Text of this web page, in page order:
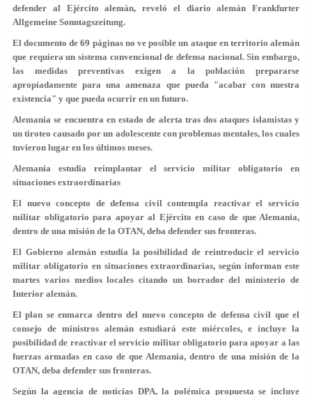
defender al Ejército alemán, reveló el diario alemán Frankfurter
Allgemeine Sonntagszeitung.
El documento de 69 páginas no ve posible un ataque en territorio alemán
que requiera un sistema convencional de defensa nacional. Sin embargo,
las medidas preventivas exigen a la población prepararse
apropiadamente para una amenaza que pueda "acabar con nuestra
existencia" y que pueda ocurrir en un futuro.
Alemania se encuentra en estado de alerta tras dos ataques islamistas y
un tiroteo causado por un adolescente con problemas mentales, los cuales
tuvieron lugar en los últimos meses.
Alemania estudia reimplantar el servicio militar obligatorio en
situaciones extraordinarias
El nuevo concepto de defensa civil contempla reactivar el servicio
militar obligatorio para apoyar al Ejército en caso de que Alemania,
dentro de una misión de la OTAN, deba defender sus fronteras.
El Gobierno alemán estudia la posibilidad de reintroducir el servicio
militar obligatorio en situaciones extraordinarias, según informan este
martes varios medios locales citando un borrador del ministerio de
Interior alemán.
El plan se enmarca dentro del nuevo concepto de defensa civil que el
consejo de ministros alemán estudiará este miércoles, e incluye la
posibilidad de reactivar el servicio militar obligatorio para apoyar a las
fuerzas armadas en caso de que Alemania, dentro de una misión de la
OTAN, deba defender sus fronteras.
Según la agencia de noticias DPA, la polémica propuesta se incluye